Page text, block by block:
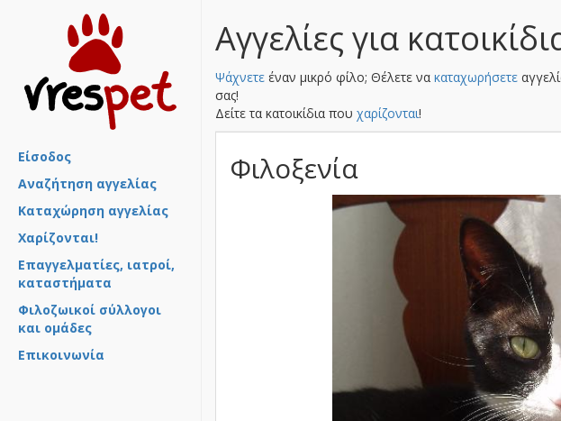
Είσοδος
Αναζήτηση αγγελίας
Καταχώρηση αγγελίας
Χαρίζονται!
Επαγγελματίες, ιατροί,
καταστήματα
Φιλοζωικοί σύλλογοι
και ομάδες
Επικοινωνία
Αγγελίες για
Ψάχνετε έναν μικρό φίλο; Θέλετε να καταχωρήσετε
σας!
Δείτε τα κατοικίδια που χαρίζονται!
Φιλοξενία